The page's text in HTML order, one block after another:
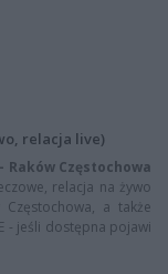
relacja live)
Raków Częstochowa
relacja na żywo
a także
- jeśli dostępna pojawi